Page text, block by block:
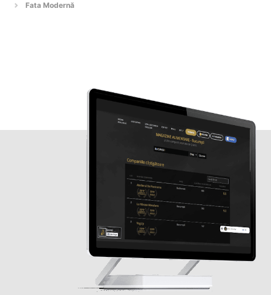
Fata Modernă